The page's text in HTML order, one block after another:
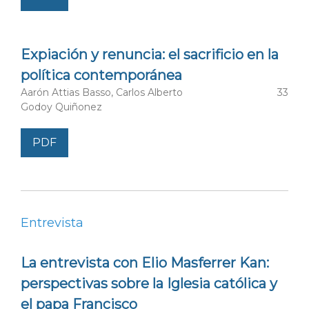
Trieste, Csal-Centro studi per l’America Latina,
Italia
Miembros del Comité Editorial
Sociales, UNAM,
Dra. Yazmín Margarita Cuevas Cajiga,Facultad de
Filosofía y Letras, UNAM,México
Expiación y renuncia: el sacrificio en la
política contemporánea
Aarón Attias Basso, Carlos Alberto
Godoy Quiñonez
33
PDF
Entrevista
La entrevista con Elio Masferrer Kan:
perspectivas sobre la Iglesia católica y
el papa Francisco